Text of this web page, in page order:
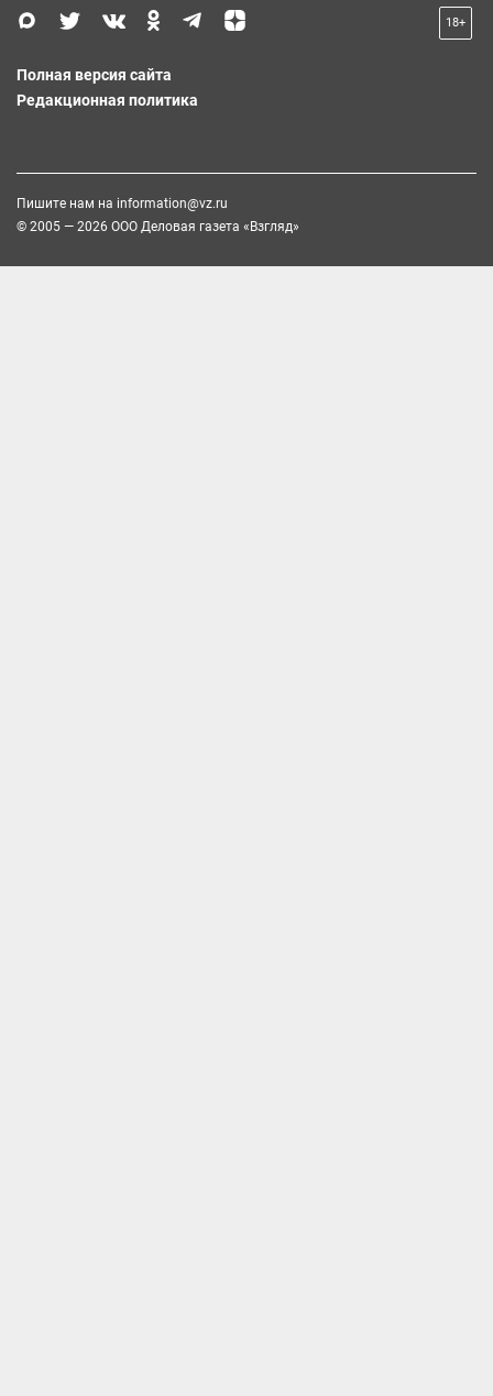
18+
Полная версия сайта
Редакционная политика
Пишите нам на information@vz.ru
© 2005 — 2026 ООО Деловая газета «Взгляд»